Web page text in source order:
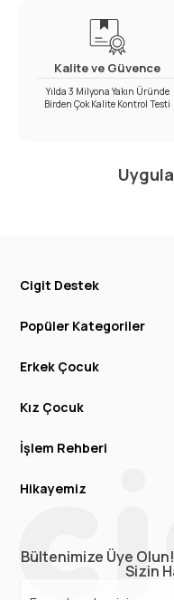
Kalite ve Güvence
Yılda 3 Milyona Yakın Üründe
Birden Çok Kalite Kontrol Testi
Cigit Destek
Popüler Kategoriler
Erkek Çocuk
Kız Çocuk
İşlem Rehberi
Hikayemiz
Bültenimize Üye
Sizin